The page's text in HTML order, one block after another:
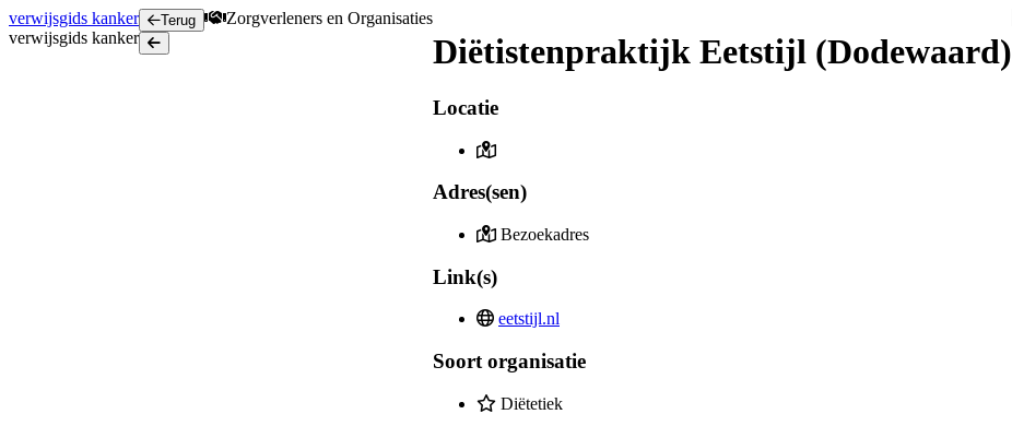
verwijsgids kanker
verwijsgids kanker
Terug
Terug
Zorgverleners en Organisaties
Diëtistenpraktijk Eetstijl (Dodewaard)
Locatie
Adres(sen)
Bezoekadres
Link(s)
eetstijl.nl
Soort organisatie
Diëtetiek